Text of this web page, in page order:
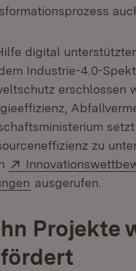
digital
Industrie-4.0-
erschlossen
zu
Extern:
(Öffnet in neuem
ausgerufen.
Projekte